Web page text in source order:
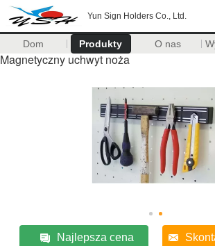
Yun Sign Holders Co., Ltd.
Dom Produkty O nas
Magnetyczny uchwyt noża
Najlepsza cena